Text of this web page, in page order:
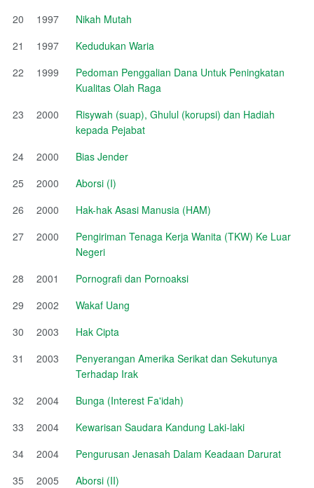
20
1997
Nikah Mutah
21
1997
Kedudukan Waria
22
1999
Pedoman Penggalian Dana Untuk Peningkatan
Kualitas Olah Raga
23
2000
Risywah (suap), Ghulul (korupsi) dan Hadiah
kepada Pejabat
24
2000
Bias Jender
25
2000
Aborsi (I)
26
2000
Hak-hak Asasi Manusia (HAM)
27
2000
Pengiriman Tenaga Kerja Wanita (TKW) Ke Luar
Negeri
28
2001
Pornografi dan Pornoaksi
29
2002
Wakaf Uang
30
2003
Hak Cipta
31
2003
Penyerangan Amerika Serikat dan Sekutunya
Terhadap Irak
32
2004
Bunga (Interest Fa'idah)
33
2004
Kewarisan Saudara Kandung Laki-laki
34
2004
Pengurusan Jenasah Dalam Keadaan Darurat
35
2005
Aborsi (II)